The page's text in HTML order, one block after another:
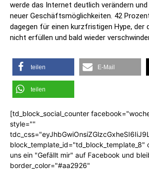
werde das Internet deutlich verändern
neuer Geschäftsmöglichkeiten. 42
dagegen für einen kurzfristigen Hype, der
nicht erfüllen und bald wieder
teilen E-Mail
teilen
[td_block_social_counter
style=""
block_template_id="td_block_template_8"
uns ein "Gefällt mir" auf Facebook und
border_color="#aa2926"